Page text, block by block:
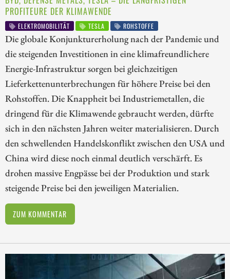
PROFITEURE DER KLIMAWENDE
ELEKTROMOBILITÄT TESLA ROHSTOFFE
Die globale Konjunkturerholung nach der Pandemie und
die steigenden Investitionen in eine klimafreundlichere
Energie-Infrastruktur sorgen bei gleichzeitigen
Lieferkettenunterbrechungen für höhere Preise bei den
Rohstoffen. Die Knappheit bei Industriemetallen, die
dringend für die Klimawende gebraucht werden, dürfte
sich in den nächsten Jahren weiter materialisieren. Durch
den schwellenden Handelskonflikt zwischen den USA und
China wird diese noch einmal deutlich verschärft. Es
drohen massive Engpässe bei der Produktion und stark
steigende Preise bei den jeweiligen Materialien.
ZUM KOMMENTAR